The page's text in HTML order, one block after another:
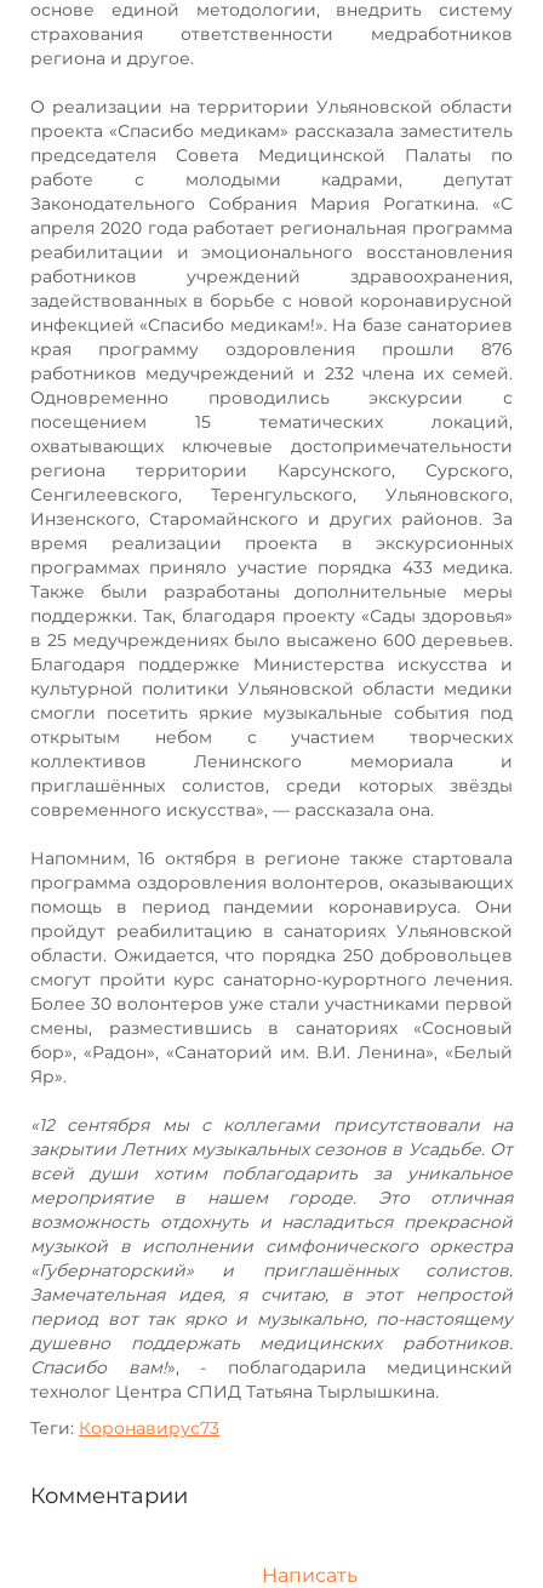
основе единой методологии, внедрить систему
страхования ответственности медработников
региона и другое.
О реализации на территории Ульяновской области
проекта «Спасибо медикам» рассказала заместитель
председателя Совета Медицинской Палаты по
работе с молодыми кадрами, депутат
Законодательного Собрания Мария Рогаткина. «С
апреля 2020 года работает региональная программа
реабилитации и эмоционального восстановления
работников учреждений здравоохранения,
задействованных в борьбе с новой коронавирусной
инфекцией «Спасибо медикам!». На базе санаториев
края программу оздоровления прошли 876
работников медучреждений и 232 члена их семей.
Одновременно проводились экскурсии с
посещением 15 тематических локаций,
охватывающих ключевые достопримечательности
региона территории Карсунского, Сурского,
Сенгилеевского, Теренгульского, Ульяновского,
Инзенского, Старомайнского и других районов. За
время реализации проекта в экскурсионных
программах приняло участие порядка 433 медика.
Также были разработаны дополнительные меры
поддержки. Так, благодаря проекту «Сады здоровья»
в 25 медучреждениях было высажено 600 деревьев.
Благодаря поддержке Министерства искусства и
культурной политики Ульяновской области медики
смогли посетить яркие музыкальные события под
открытым небом с участием творческих
коллективов Ленинского мемориала и
приглашённых солистов, среди которых звёзды
современного искусства», — рассказала она.
Напомним, 16 октября в регионе также стартовала
программа оздоровления волонтеров, оказывающих
помощь в период пандемии коронавируса. Они
пройдут реабилитацию в санаториях Ульяновской
области. Ожидается, что порядка 250 добровольцев
смогут пройти курс санаторно-курортного лечения.
Более 30 волонтеров уже стали участниками первой
смены, разместившись в санаториях «Сосновый
бор», «Радон», «Санаторий им. В.И. Ленина», «Белый
Яр».
«12 сентября мы с коллегами присутствовали на
закрытии Летних музыкальных сезонов в Усадьбе. От
всей души хотим поблагодарить за уникальное
мероприятие в нашем городе. Это отличная
возможность отдохнуть и насладиться прекрасной
музыкой в исполнении симфонического оркестра
«Губернаторский» и приглашённых солистов.
Замечательная идея, я считаю, в этот непростой
период вот так ярко и музыкально, по-настоящему
душевно поддержать медицинских работников.
Спасибо вам!», - поблагодарила медицинский
технолог Центра СПИД Татьяна Тырлышкина.
Теги: Коронавирус73
Комментарии
Написать